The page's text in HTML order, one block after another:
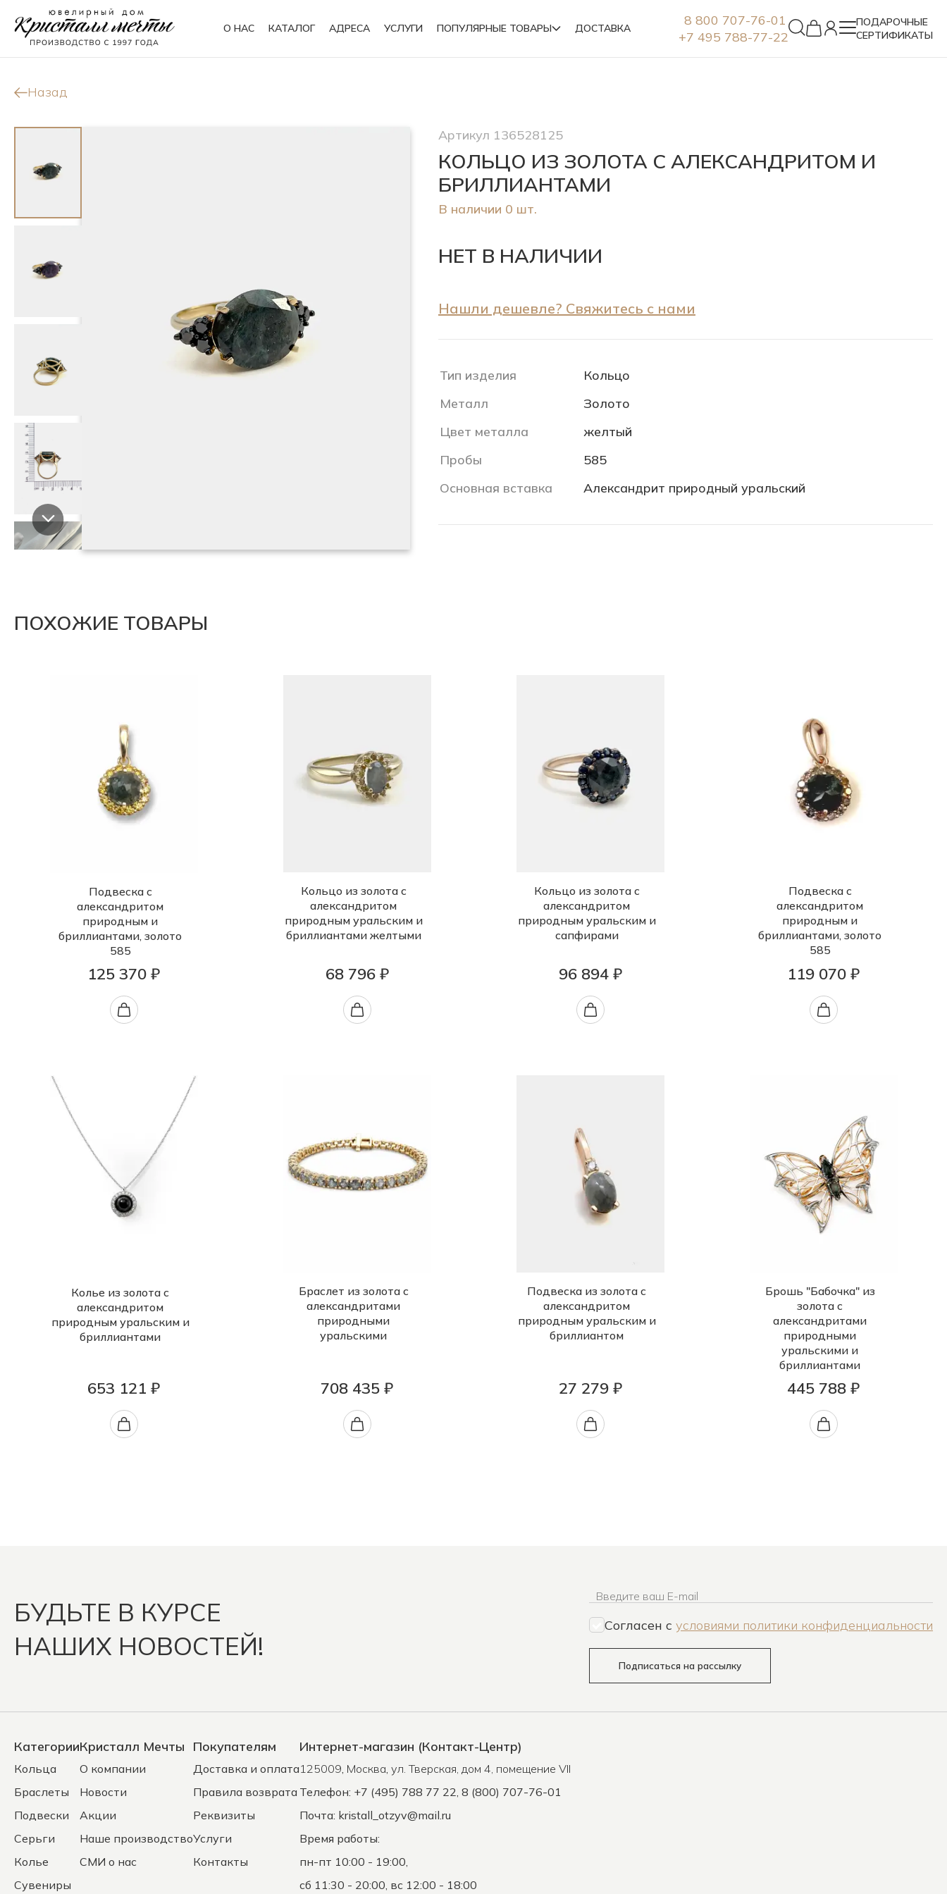
О НАС КАТАЛОГ АДРЕСА УСЛУГИ ПОПУЛЯРНЫЕ ТОВАРЫ ДОСТАВКА
8 800 707-76-01
+7 495 788-77-22
ПОДАРОЧНЫЕ
СЕРТИФИКАТЫ
Кольца
Броши
Назад
Артикул 136528125
КОЛЬЦО ИЗ ЗОЛОТА С АЛЕКСАНДРИТОМ И
БРИЛЛИАНТАМИ
В наличии 0 шт.
НЕТ В НАЛИЧИИ
Нашли дешевле? Свяжитесь с нами
Тип изделия
Кольцо
Металл
Золото
Цвет металла
желтый
Пробы
585
Основная вставка
Александрит природный уральский
ПОХОЖИЕ ТОВАРЫ
Подвеска с
александритом
природным и
бриллиантами, золото
585
125 370 ₽
Кольцо из золота с
александритом
природным уральским и
бриллиантами желтыми
68 796 ₽
Кольцо из золота с
александритом
природным уральским и
сапфирами
96 894 ₽
Подвеска с
александритом
природным и
бриллиантами, золото
585
119 070 ₽
Колье из золота с
александритом
природным уральским и
бриллиантами
653 121 ₽
Браслет из золота с
александритами
природными
уральскими
708 435 ₽
Подвеска из золота с
александритом
природным уральским и
бриллиантом
27 279 ₽
Брошь "Бабочка" из
золота с
александритами
природными
уральскими и
бриллиантами
445 788 ₽
БУДЬТЕ В КУРСЕ
НАШИХ НОВОСТЕЙ!
Введите ваш E-mail
Согласен c условиями политики конфиденциальности
Подписаться на рассылку
Категории
Кольца
Браслеты
Подвески
Серьги
Колье
Сувениры
Кристалл Мечты
О компании
Новости
Акции
Наше производство
СМИ о нас
Покупателям
Доставка и оплата
Правила возврата
Реквизиты
Услуги
Контакты
Интернет-магазин (Контакт-Центр)
125009, Москва, ул. Тверская, дом 4, помещение VII
Телефон: +7 (495) 788 77 22, 8 (800) 707-76-01
Почта: kristall_otzyv@mail.ru
Время работы:
пн-пт 10:00 - 19:00,
сб 11:30 - 20:00, вс 12:00 - 18:00